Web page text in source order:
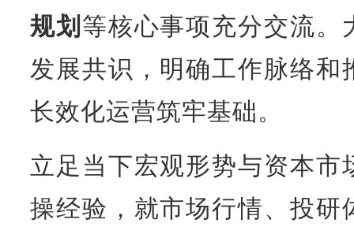
规划等核心事项充分交流
发展共识，明确工作脉络
长效化运营筑牢基础。
立足当下宏观形势与资本
操经验，就市场行情、投